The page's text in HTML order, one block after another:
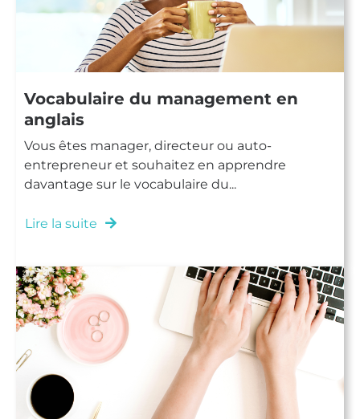
Vocabulaire du management en
anglais
Vous êtes manager, directeur ou auto-
entrepreneur et souhaitez en apprendre
davantage sur le vocabulaire du...
Lire la suite